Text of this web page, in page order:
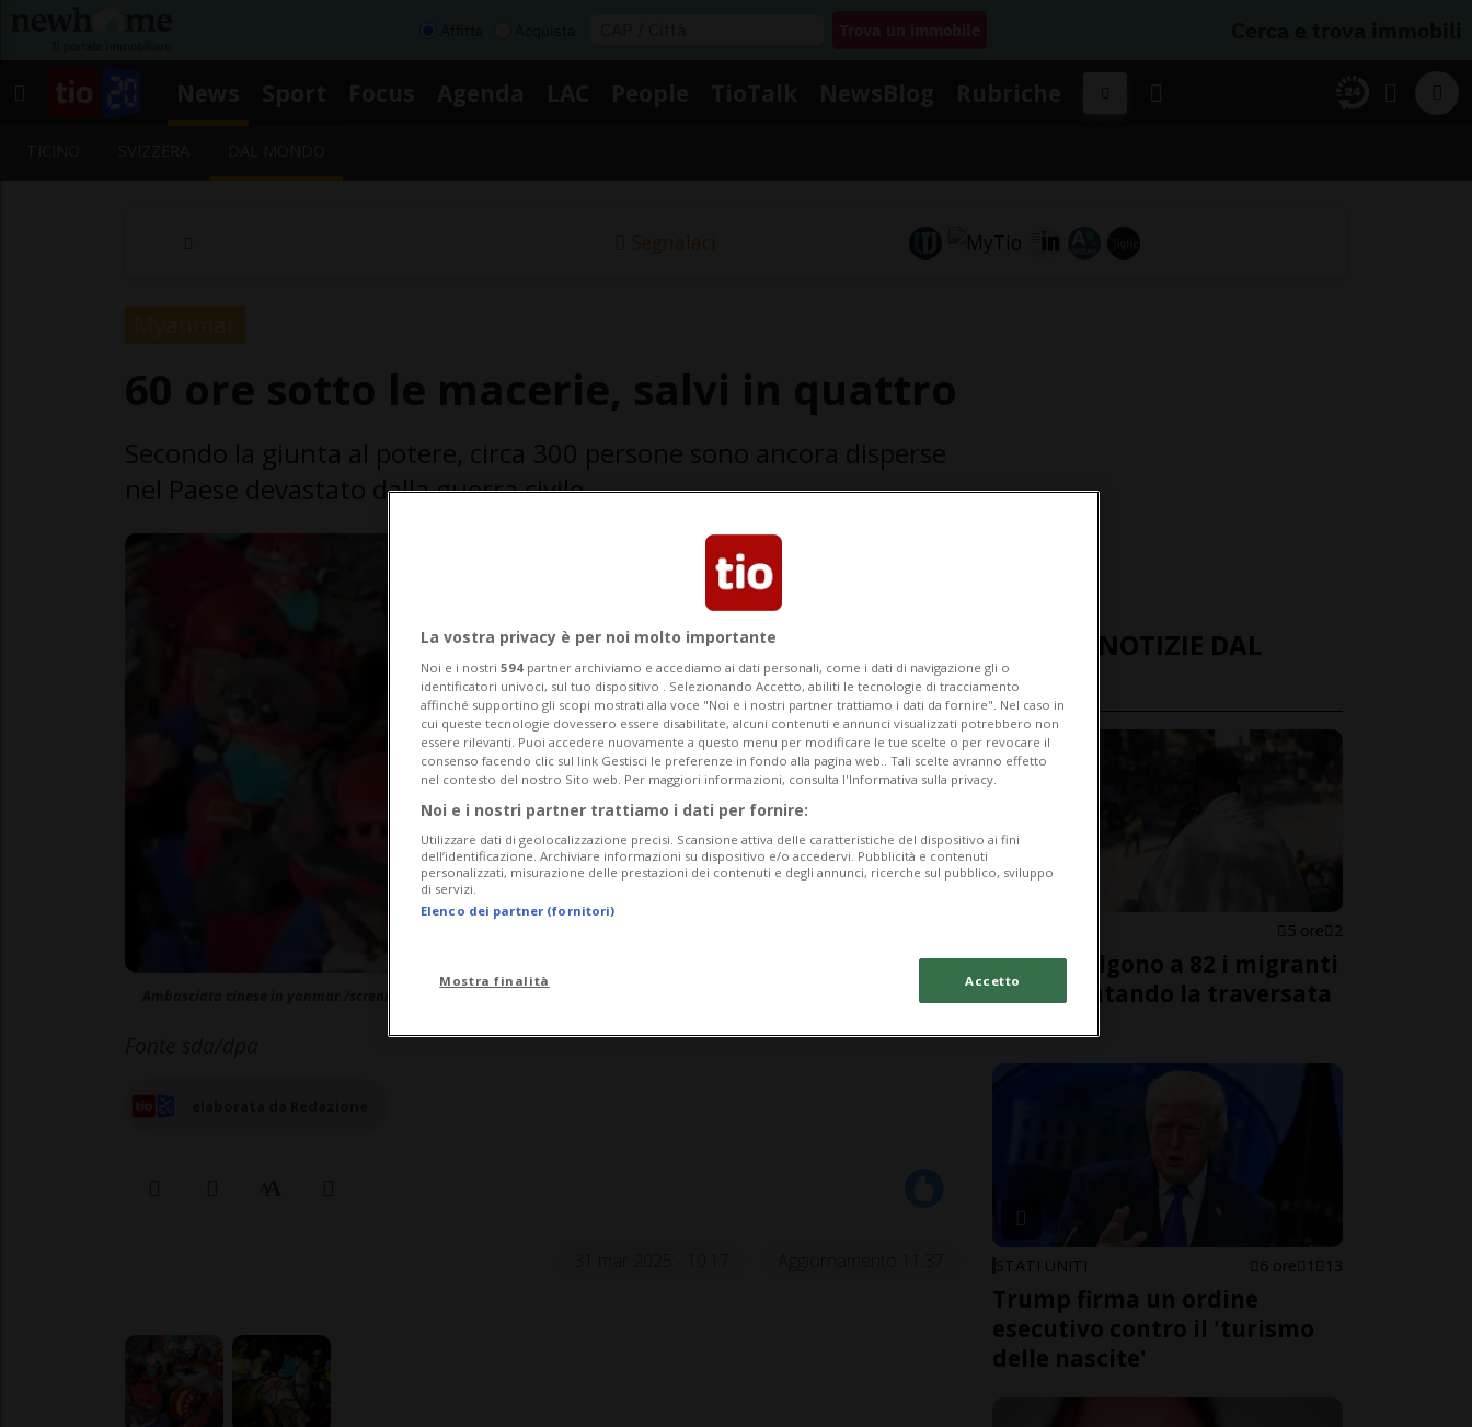
Segnalaci
nel Paese devastato dalla guerra civile.
ULTIME NOTIZIE DAL
MONDO
5 ore 2
Ceuta, salgono a 82 i migranti
morti tentando la traversata
STATI UNITI 6 ore 1 13
Trump firma un ordine
esecutivo contro il 'turismo
delle nascite'
La vostra privacy è per noi molto importante
Noi e i nostri 594 partner archiviamo e accediamo ai dati personali, come i dati di navigazione gli o
identificatori univoci, sul tuo dispositivo . Selezionando Accetto, abiliti le tecnologie di tracciamento
affinché supportino gli scopi mostrati alla voce "Noi e i nostri partner trattiamo i dati da fornire". Nel caso in
cui queste tecnologie dovessero essere disabilitate, alcuni contenuti e annunci visualizzati potrebbero non
essere rilevanti. Puoi accedere nuovamente a questo menu per modificare le tue scelte o per revocare il
consenso facendo clic sul link Gestisci le preferenze in fondo alla pagina web.. Tali scelte avranno effetto
nel contesto del nostro Sito web. Per maggiori informazioni, consulta l'Informativa sulla privacy.
Noi e i nostri partner trattiamo i dati per fornire:
Utilizzare dati di geolocalizzazione precisi. Scansione attiva delle caratteristiche del dispositivo ai fini
dell’identificazione. Archiviare informazioni su dispositivo e/o accedervi. Pubblicità e contenuti
personalizzati, misurazione delle prestazioni dei contenuti e degli annunci, ricerche sul pubblico, sviluppo
di servizi.
Elenco dei partner (fornitori)
Mostra finalità Accetto